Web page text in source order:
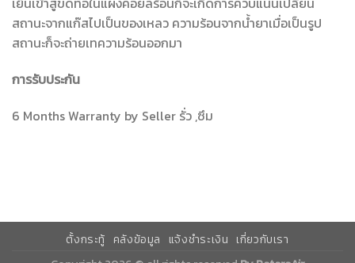
สถานะจากแก๊สไปเป็นของเหลว ความร้อนจากน้ำยาเมื่อเป็นรูป
สถานะก็จะถ่ายเทความร้อนออกมา
การรับประกัน
6 Months Warranty by Seller รั่ว ,ซึม
ตั้งกระทู้ คลังข้อมูล แจ้งชำระเงิน เกี่ยวกับเรา